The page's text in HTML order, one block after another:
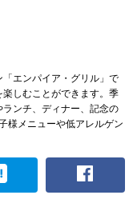
エンパイア・グリル」で
しむことができます。季
ンチ、ディナー、記念の
様メニューや低アレルゲン